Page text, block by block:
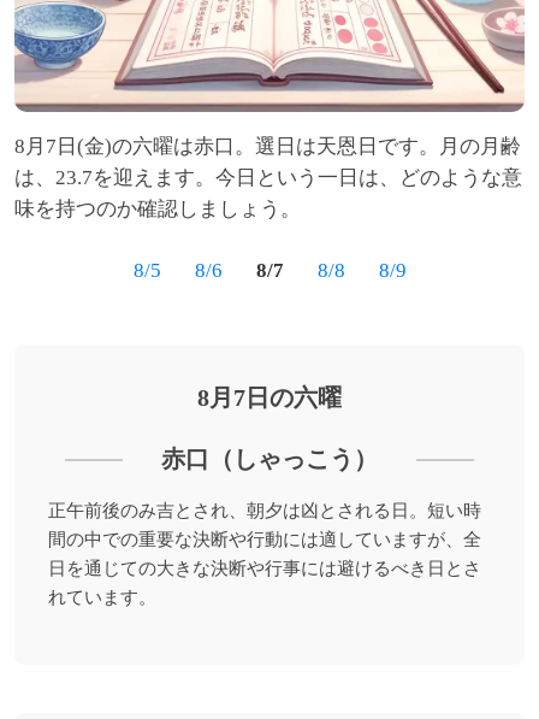
8月7日(金)の六曜は赤口。選日は天恩日です。月の月齢
は、23.7を迎えます。今日という一日は、どのような意
味を持つのか確認しましょう。
8/5 8/6 8/7 8/8 8/9
8月7日の六曜
赤口（しゃっこう）
正午前後のみ吉とされ、朝夕は凶とされる日。短い時
間の中での重要な決断や行動には適していますが、全
日を通じての大きな決断や行事には避けるべき日とさ
れています。